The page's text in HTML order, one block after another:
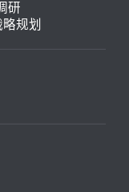
研
规划